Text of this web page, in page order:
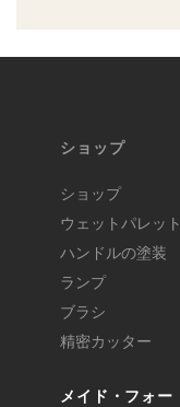
ショップ
ショップ
ウェットパレット
ハンドルの塗装
ランプ
ブラシ
精密カッター
メイド・フォー